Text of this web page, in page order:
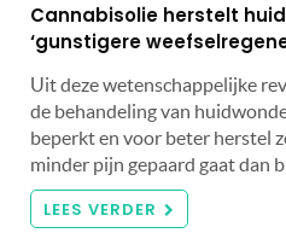
Cannabisolie herstelt
‘gunstigere
Uit deze wetenschappelijke
de behandeling van
beperkt en voor beter herstel
minder pijn gepaard gaat dan
LEES VERDER